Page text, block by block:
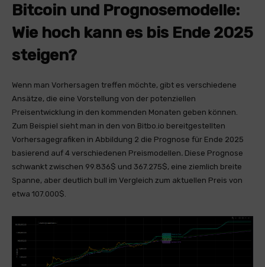
Bitcoin und Prognosemodelle:
Wie hoch kann es bis Ende 2025
steigen?
Wenn man Vorhersagen treffen möchte, gibt es verschiedene
Ansätze, die eine Vorstellung von der potenziellen
Preisentwicklung in den kommenden Monaten geben können.
Zum Beispiel sieht man in den von Bitbo.io bereitgestellten
Vorhersagegrafiken in Abbildung 2 die Prognose für Ende 2025
basierend auf 4 verschiedenen Preismodellen. Diese Prognose
schwankt zwischen 99.836$ und 367.275$, eine ziemlich breite
Spanne, aber deutlich bull im Vergleich zum aktuellen Preis von
etwa 107.000$.